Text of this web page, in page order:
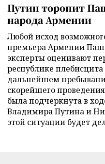
Путин торопит
народа Армении
Любой исход
премьера Армении
эксперты оценивают
республике
дальнейшем
скорейшего
была подчеркнута в
Владимира Путина и
этой ситуации будет